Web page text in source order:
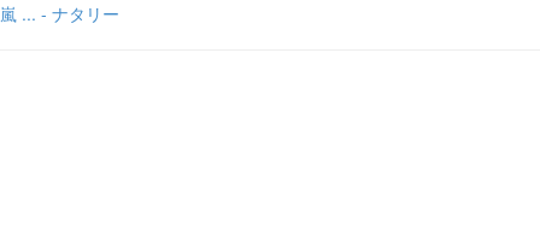
嵐 ... - ナタリー